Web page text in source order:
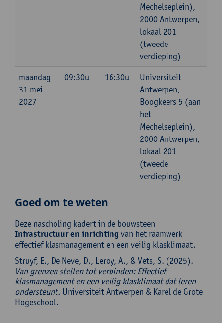
Mechelseplein),
2000 Antwerpen,
lokaal 201
(tweede
verdieping)
maandag
31 mei
2027
09:30u 16:30u
Universiteit
Antwerpen,
Boogkeers 5 (aan
het
Mechelseplein),
2000 Antwerpen,
lokaal 201
(tweede
verdieping)
Goed om te weten
Deze nascholing kadert in de bouwsteen
Infrastructuur en inrichting van het raamwerk
effectief klasmanagement en een veilig klasklimaat.
Struyf, E., De Neve, D., Leroy, A., & Vets, S. (2025).
Van grenzen stellen tot verbinden: Effectief
klasmanagement en een veilig klasklimaat dat leren
ondersteunt. Universiteit Antwerpen & Karel de Grote
Hogeschool.